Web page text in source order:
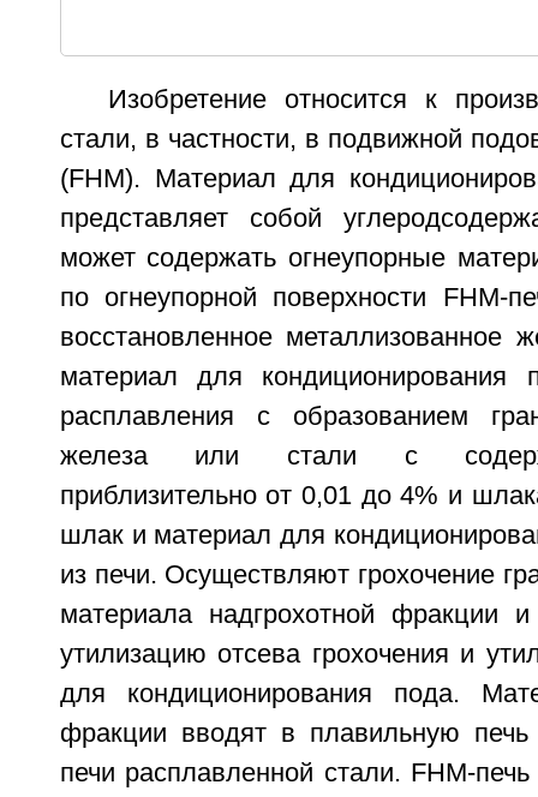
Изобретение относится к
стали, в частности, в подвижной
(FHM). Материал для
представляет собой
может содержать огнеупорные
по огнеупорной поверхности FHM-
восстановленное металлизованное
материал для кондиционирования
расплавления с образованием
железа или стали с
приблизительно от 0,01 до 4% и
шлак и материал для
из печи. Осуществляют грохочение
материала надгрохотной фракции и
утилизацию отсева грохочения и
для кондиционирования пода.
фракции вводят в плавильную
печи расплавленной стали. FHM-